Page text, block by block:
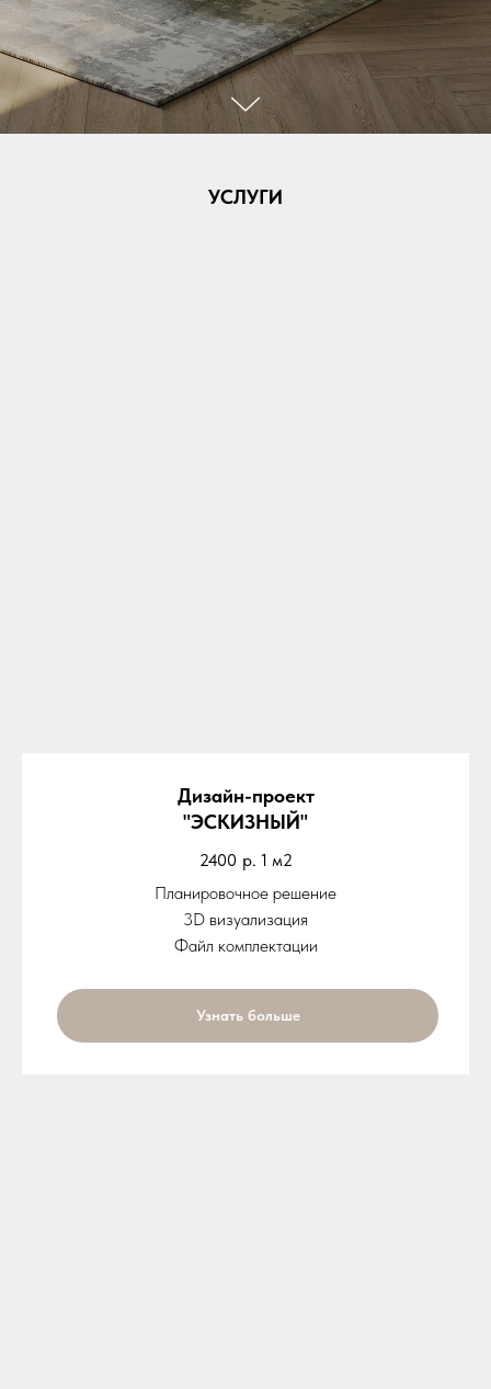
УСЛУГИ
Дизайн-проект
"ЭСКИЗНЫЙ"
2400 р. 1 м2
Планировочное решение
3D визуализация
Файл комплектации
Узнать больше